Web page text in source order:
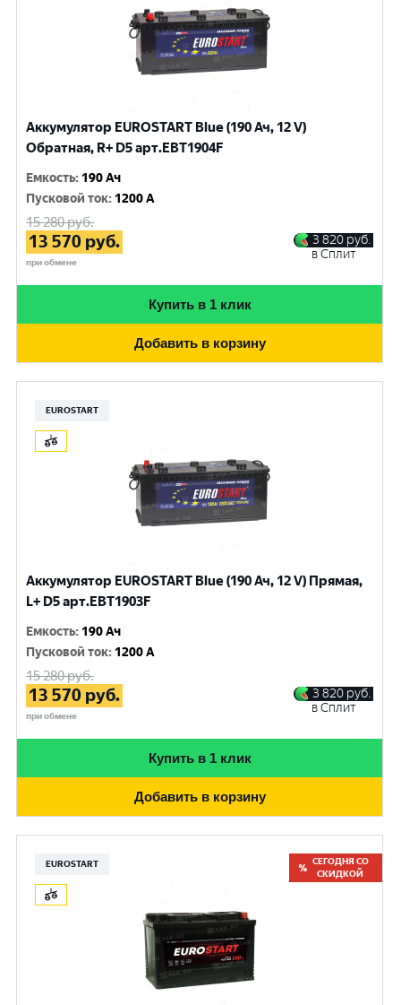
Аккумулятор EUROSTART Blue (190 Ач, 12 V)
Обратная, R+ D5 арт.EBT1904F
Емкость: 190 Ач
Пусковой ток: 1200 A
15 280руб.
13 570 руб.
при обмене
3 820 руб.
в Сплит
Купить в 1 клик
Добавить в корзину
EUROSTART
Аккумулятор EUROSTART Blue (190 Ач, 12 V) Прямая,
L+ D5 арт.EBT1903F
Емкость: 190 Ач
Пусковой ток: 1200 A
15 280руб.
13 570 руб.
при обмене
3 820 руб.
в Сплит
Купить в 1 клик
Добавить в корзину
EUROSTART
СЕГОДНЯ СО
СКИДКОЙ